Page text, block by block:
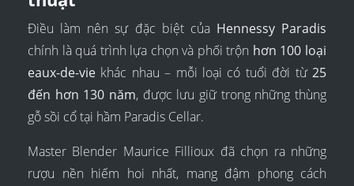
Điều làm nên sự đặc biệt của Hennessy Paradis
chính là quá trình lựa chọn và phối trộn hơn 100 loại
eaux-de-vie khác nhau – mỗi loại có tuổi đời từ 25
đến hơn 130 năm, được lưu giữ trong những thùng
gỗ sồi cổ tại hầm Paradis Cellar.
Master Blender Maurice Fillioux đã chọn ra những
rượu nền hiếm hoi nhất, mang đậm phong cách